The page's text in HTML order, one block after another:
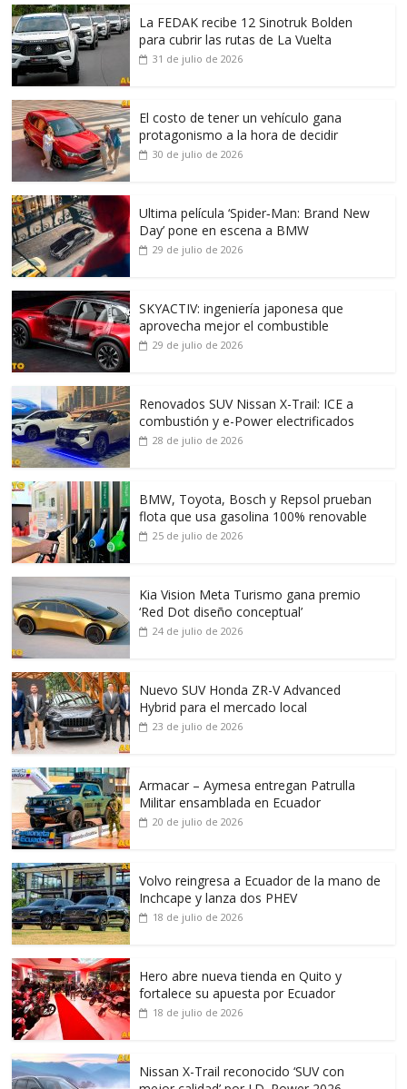
La FEDAK recibe 12 Sinotruk Bolden
para cubrir las rutas de La Vuelta
31 de julio de 2026
El costo de tener un vehículo gana
protagonismo a la hora de decidir
30 de julio de 2026
Ultima película ‘Spider‑Man: Brand New
Day’ pone en escena a BMW
29 de julio de 2026
SKYACTIV: ingeniería japonesa que
aprovecha mejor el combustible
29 de julio de 2026
Renovados SUV Nissan X-Trail: ICE a
combustión y e-Power electrificados
28 de julio de 2026
BMW, Toyota, Bosch y Repsol prueban
flota que usa gasolina 100% renovable
25 de julio de 2026
Kia Vision Meta Turismo gana premio
‘Red Dot diseño conceptual’
24 de julio de 2026
Nuevo SUV Honda ZR-V Advanced
Hybrid para el mercado local
23 de julio de 2026
Armacar – Aymesa entregan Patrulla
Militar ensamblada en Ecuador
20 de julio de 2026
Volvo reingresa a Ecuador de la mano de
Inchcape y lanza dos PHEV
18 de julio de 2026
Hero abre nueva tienda en Quito y
fortalece su apuesta por Ecuador
18 de julio de 2026
Nissan X-Trail reconocido ‘SUV con